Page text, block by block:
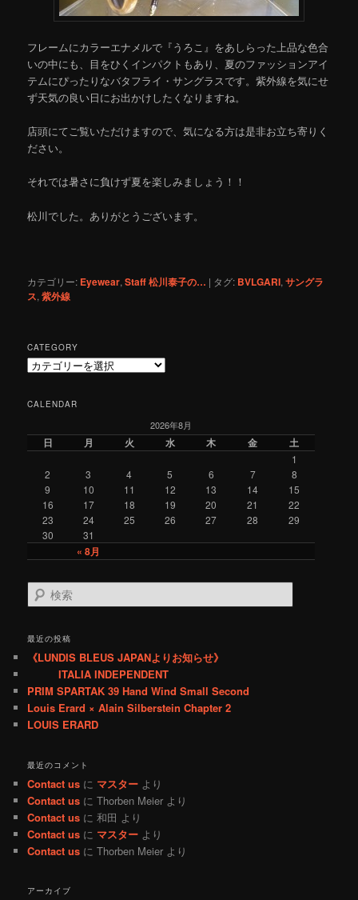
フレームにカラーエナメルで『うろこ』をあしらった上品な色合
いの中にも、目をひくインパクトもあり、夏のファッションアイ
テムにぴったりなバタフライ・サングラスです。紫外線を気にせ
ず天気の良い日にお出かけしたくなりますね。
店頭にてご覧いただけますので、気になる方は是非お立ち寄りく
ださい。
それでは暑さに負けず夏を楽しみましょう！！
松川でした。ありがとうございます。
カテゴリー: Eyewear,Staff 松川泰子の… | タグ: BVLGARI,サングラ
ス,紫外線
CATEGORY
C
e
CALENDAR
2026年8月
日 月 火 水 木 金 土
« 8月
1
2
3 4 5 6 7
8
9
10 11 12 13 14
15
16
17 18 19 20 21
22
23
24 25 26 27 28
29
30
31
検
索
最近の投稿
《LUNDIS BLEUS JAPANよりお知らせ》
ITALIA INDEPENDENT
PRIM SPARTAK 39 Hand Wind Small Second
Louis Erard × Alain Silberstein Chapter 2
LOUIS ERARD
最近のコメント
Contact us に マスター より
Contact us にThorben Meier より
Contact us に和田 より
Contact us に マスター より
Contact us にThorben Meier より
アーカイブ